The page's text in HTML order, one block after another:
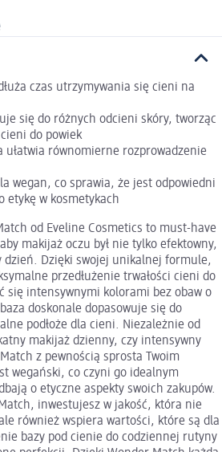
czas utrzymywania się cieni na
się do różnych odcieni skóry, tworząc
do powiek
ułatwia równomierne rozprowadzenie
wegan, co sprawia, że jest odpowiedni
etykę w kosmetykach
od Eveline Cosmetics to must-have
makijaż oczu był nie tylko efektowny,
dzień. Dzięki swojej unikalnej formule,
przedłużenie trwałości cieni do
się intensywnymi kolorami bez obaw o
doskonale dopasowuje się do
podłoże dla cieni. Niezależnie od
makijaż dzienny, czy intensywny
z pewnością sprosta Twoim
wegański, co czyni go idealnym
o etyczne aspekty swoich zakupów.
inwestujesz w jakość, która nie
również wspiera wartości, które są dla
bazy pod cienie do codziennej rutyny